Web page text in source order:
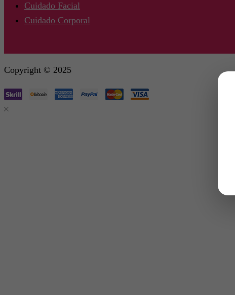
Cuidado Facial
Cuidado Corporal
Copyright © 2025